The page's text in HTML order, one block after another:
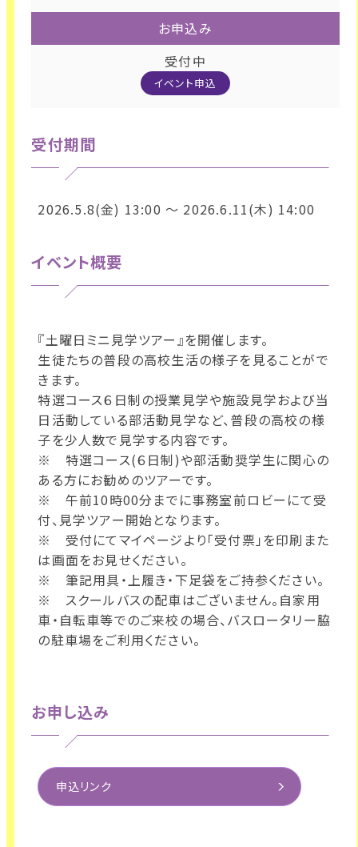
お申込み
受付中
イベント申込
受付期間
2026.5.8(金) 13:00 ～ 2026.6.11(木) 14:00
イベント概要
『土曜日ミニ見学ツアー』を開催します。
生徒たちの普段の高校生活の様子を見ることがで
きます。
特選コース６日制の授業見学や施設見学および当
日活動している部活動見学など、普段の高校の様
子を少人数で見学する内容です。
※ 特選コース(６日制)や部活動奨学生に関心の
ある方にお勧めのツアーです。
※ 午前10時00分までに事務室前ロビーにて受
付、見学ツアー開始となります。
※ 受付にてマイページより「受付票」を印刷また
は画面をお見せください。
※ 筆記用具・上履き・下足袋をご持参ください。
※ スクールバスの配車はございません。自家用
車・自転車等でのご来校の場合、バスロータリー脇
の駐車場をご利用ください。
お申し込み
申込リンク